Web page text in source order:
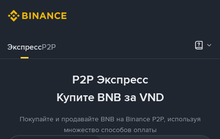
ЭкспрессP2P
P2P Экспресс
Купите BNB за VND
Покупайте и продавайте BNB на Binance P2P, используя
множество способов оплаты